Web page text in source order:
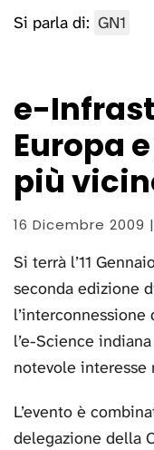
Si parla di: GN1
e-
Europa
più
16 Dicembre 2009
Si terrà l’11
seconda edizione
l’e-Science
notevole interesse
L’evento è
delegazione della